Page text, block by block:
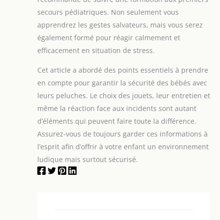
secours pédiatriques. Non seulement vous
apprendrez les gestes salvateurs, mais vous serez
également formé pour réagir calmement et
efficacement en situation de stress.
Cet article a abordé des points essentiels à prendre
en compte pour garantir la sécurité des bébés avec
leurs peluches. Le choix des jouets, leur entretien et
même la réaction face aux incidents sont autant
d’éléments qui peuvent faire toute la différence.
Assurez-vous de toujours garder ces informations à
l’esprit afin d’offrir à votre enfant un environnement
ludique mais surtout sécurisé.